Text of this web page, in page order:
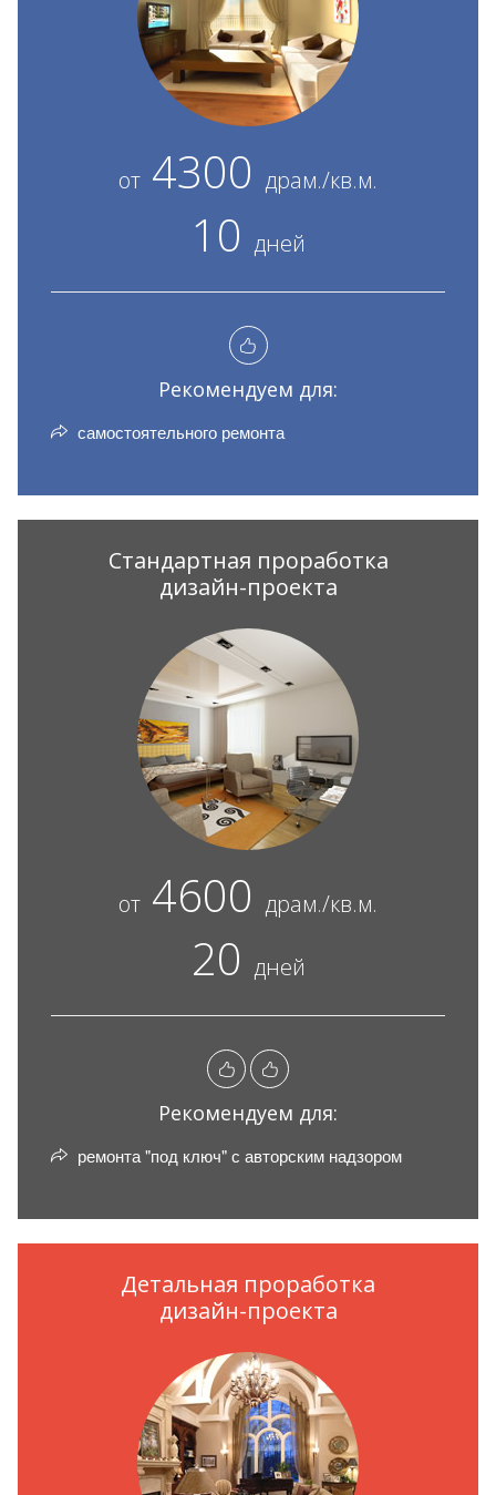
от 4300 драм./кв.м.
10 дней
Рекомендуем для:
самостоятельного ремонта
Стандартная проработка
дизайн-проекта
от 4600 драм./кв.м.
20 дней
Рекомендуем для:
ремонта "под ключ" с авторским надзором
Детальная проработка
дизайн-проекта